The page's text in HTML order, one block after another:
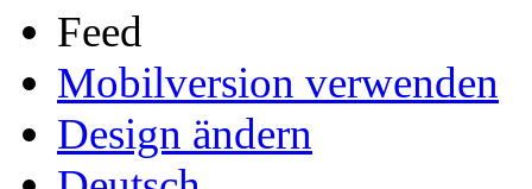
Mobilversion verwenden
Design ändern